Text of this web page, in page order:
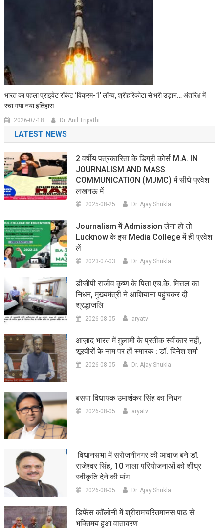
भारत का पहला प्राइवेट रॉकेट ‘विक्रम-1’ लॉन्च, श्रीहरिकोटा से भरी उड़ान… अंतरिक्ष में
रचा गया नया इतिहास
2026-07-18 Dr. Anil Tripathi
LATEST NEWS
2 वर्षीय पत्रकारिता के डिग्री कोर्स M.A. IN
JOURNALISM AND MASS
COMMUNICATION (MJMC) में सीधे प्रवेश
लखनऊ में
2025-08-25 Dr. Ajay Shukla
Journalism में Admission लेना हो तो
Lucknow के इस Media College में ही प्रवेश
लें
2023-07-03 Dr. Ajay Shukla
डीजीपी राजीव कृष्ण के पिता एच.के. मित्तल का
निधन, मुख्यमंत्री ने आशियाना पहुंचकर दी
श्रद्धांजलि
2026-08-05 aryatv
आज़ाद भारत में ग़ुलामी के प्रतीक स्वीकार नहीं,
शूरवीरों के नाम पर हों स्मारक : डॉ. दिनेश शर्मा
2026-08-05 Dr. Ajay Shukla
बसपा विधायक उमाशंकर सिंह का निधन
2026-08-05 aryatv
विधानसभा में सरोजनीनगर की आवाज़ बने डॉ.
राजेश्वर सिंह, 10 नाला परियोजनाओं को शीघ्र
स्वीकृति देने की मांग
2026-08-05 Dr. Ajay Shukla
डिफेंस कॉलोनी में श्रीरामचरितमानस पाठ से
भक्तिमय हुआ वातावरण